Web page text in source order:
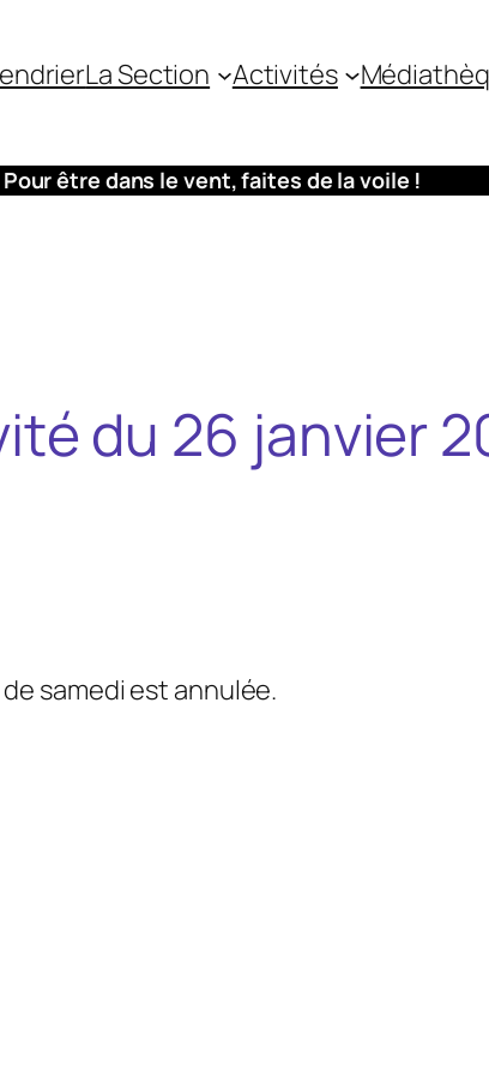
La Section Activités
Pour être dans le vent, faites de la voile !
du 26 janvier
samedi est annulée.